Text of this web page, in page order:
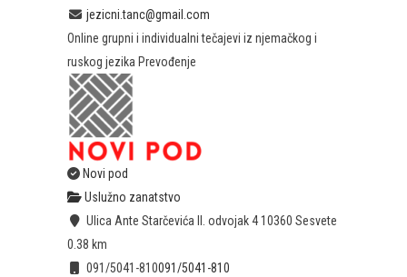
jezicni.tanc@gmail.com
Online grupni i individualni tečajevi iz njemačkog i
ruskog jezika Prevođenje
Novi pod
Uslužno zanatstvo
Ulica Ante Starčevića II. odvojak 4 10360 Sesvete
0.38 km
091/5041-810091/5041-810